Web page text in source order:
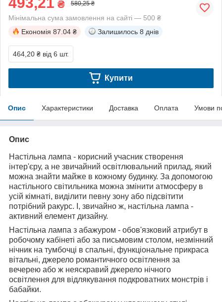
₴ 580,25 ₴
Мінімальна сума замовлення на сайті — 500 ₴
Економія 87.04 ₴ Залишилось 8 днів
464,20 ₴ від 6 шт.
Купити
Опис Характеристики Доставка Оплата Умови
Опис
Настільна лампа - корисний учасник створення
інтер'єру, а не звичайний освітлювальний прилад, який
можна знайти майже в кожному будинку. За допомогою
настільного світильника можна змінити атмосферу в
усій кімнаті, виділити певну зону або підсвітити
потрібний ракурс. І, звичайно ж, настільна лампа -
активний елемент дизайну.
Настільна лампа з абажуром - обов'язковий атрибут в
робочому кабінеті або за письмовим столом, незмінний
нічник на тумбочці в спальні, функціональне прикраса
вітальні, джерело романтичного освітлення за
вечерею або ж неяскравий джерело нічного
освітлення для відлякування подкроватних монстрів і
бабайки.